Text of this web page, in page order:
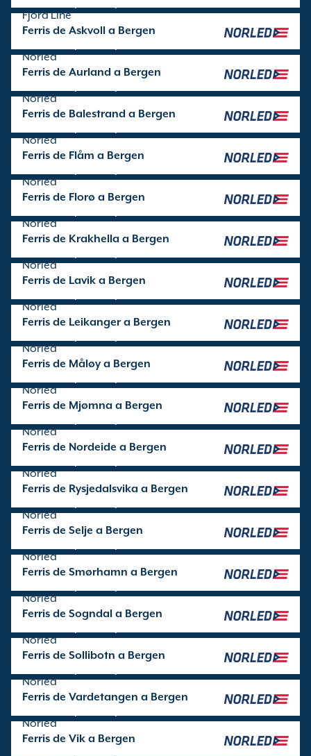
Fjord Line
Ferris de Askvoll a Bergen
Norled
Ferris de Aurland a Bergen
Norled
Ferris de Balestrand a Bergen
Norled
Ferris de Flåm a Bergen
Norled
Ferris de Florø a Bergen
Norled
Ferris de Krakhella a Bergen
Norled
Ferris de Lavik a Bergen
Norled
Ferris de Leikanger a Bergen
Norled
Ferris de Måløy a Bergen
Norled
Ferris de Mjømna a Bergen
Norled
Ferris de Nordeide a Bergen
Norled
Ferris de Rysjedalsvika a Bergen
Norled
Ferris de Selje a Bergen
Norled
Ferris de Smørhamn a Bergen
Norled
Ferris de Sogndal a Bergen
Norled
Ferris de Sollibotn a Bergen
Norled
Ferris de Vardetangen a Bergen
Norled
Ferris de Vik a Bergen